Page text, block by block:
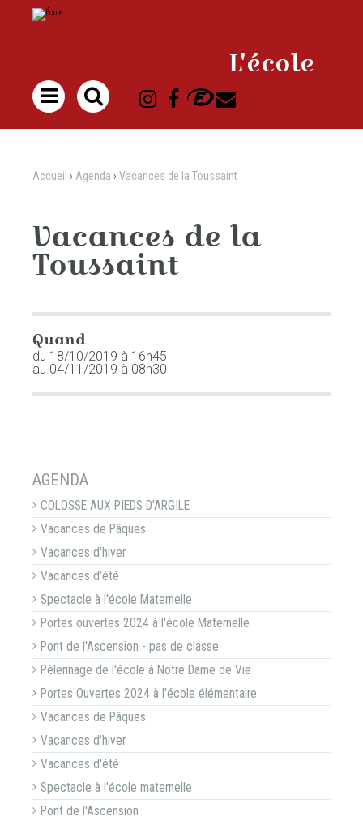
au
contenu.
personnels
L'école

Accueil › Agenda › Vacances de la Toussaint
Vacances de la
Toussaint
Quand
du 18/10/2019 à 16h45
au 04/11/2019 à 08h30
NAVIGATION
AGENDA
COLOSSE AUX PIEDS D'ARGILE
Vacances de Pâques
Vacances d'hiver
Vacances d'été
Spectacle à l'école Maternelle
Portes ouvertes 2024 à l'école Maternelle
Pont de l'Ascension - pas de classe
Pèlerinage de l'école à Notre Dame de Vie
Portes Ouvertes 2024 à l'école élémentaire
Vacances de Pâques
Vacances d'hiver
Vacances d'été
Spectacle à l'école maternelle
Pont de l'Ascension